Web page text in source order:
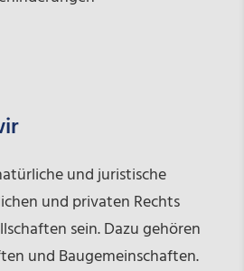
und juristische
und privaten Rechts
sein. Dazu gehören
und Baugemeinschaften.